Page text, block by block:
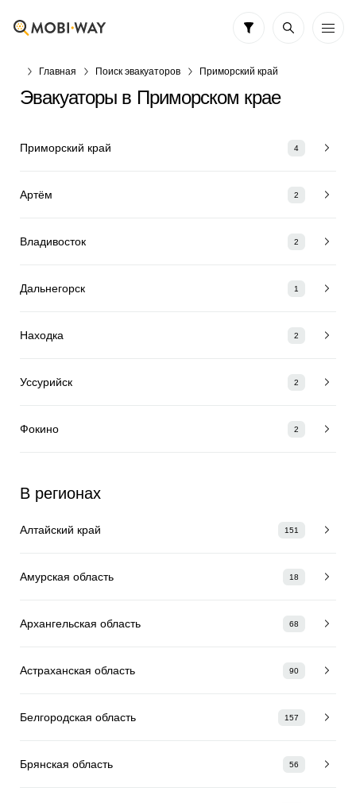
Главная Поиск эвакуаторов Приморский край
Эвакуаторы в Приморском крае
Приморский край 4
Артём 2
Владивосток 2
Дальнегорск 1
Находка 2
Уссурийск 2
Фокино 2
В регионах
Алтайский край 151
Амурская область 18
Архангельская область 68
Астраханская область 90
Белгородская область 157
Брянская область 56